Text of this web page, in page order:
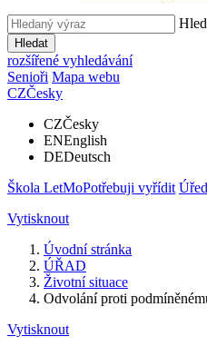
Hledat
rozšířené vyhledávání
Senioři Mapa webu
CZČesky
CZČesky
ENEnglish
DEDeutsch
Škola LetMoPotřebuji vyřídit
Vytisknout
Úvodní stránka
ÚŘAD
Životní situace
Odvolání proti
Vytisknout